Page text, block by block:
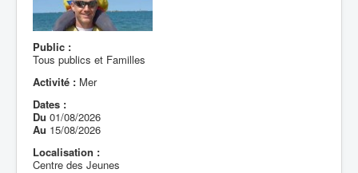
Public :
Tous publics et Familles
Activité : Mer
Dates :
Du 01/08/2026
Au 15/08/2026
Localisation :
Centre des Jeunes